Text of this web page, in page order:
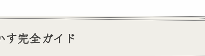
完全ガイド